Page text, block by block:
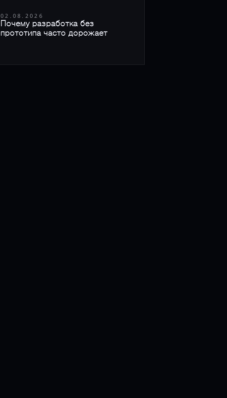
02.08.2026
Почему разработка без
прототипа часто дорожает